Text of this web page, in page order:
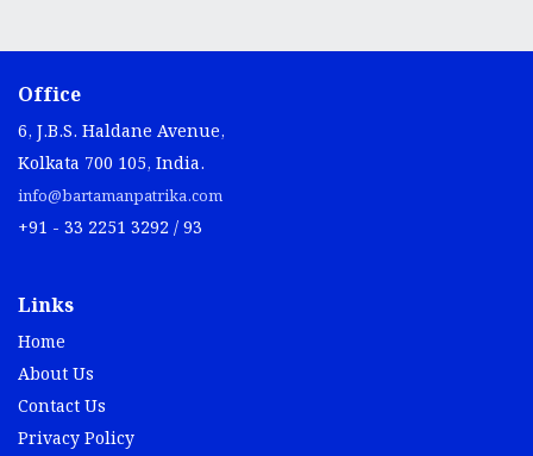
Office
6, J.B.S. Haldane Avenue,
Kolkata 700 105, India.
info@bartamanpatrika.com
+91 - 33 2251 3292 / 93
Links
Home
About Us
Contact Us
Privacy Policy